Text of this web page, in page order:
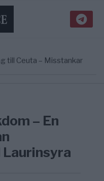
sjukvården till ett
till Ceuta – Misstankar
– En